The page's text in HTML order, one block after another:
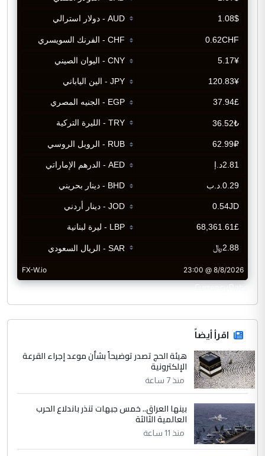
CurrencyRate
اقرأ أيضاً
هيئة الحج تصدر توضيحاً بشأن موعد إجراء القرعة
الإلكترونية
منذ 7 ساعة
بينها العراق.. خمس جبهات تنذر باندلاع الحرب
العالمية الثالثة
منذ 11 ساعة